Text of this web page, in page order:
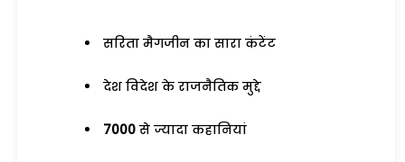
सरिता मैगजीन का सारा कंटेंट
देश विदेश के राजनैतिक मुद्दे
7000 से ज्यादा कहानियां